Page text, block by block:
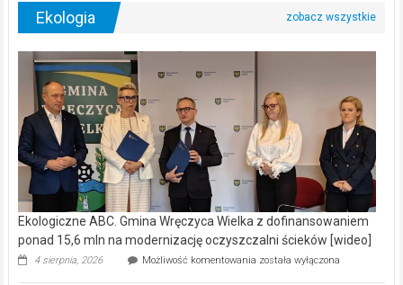
Ekologia
Ekologiczne ABC. Gmina Wręczyca Wielka z dofinansowaniem
ponad 15,6 mln na modernizację oczyszczalni ścieków [wideo]
4 sierpnia, 2026 Możliwość komentowania Ekologiczne
została wyłączona